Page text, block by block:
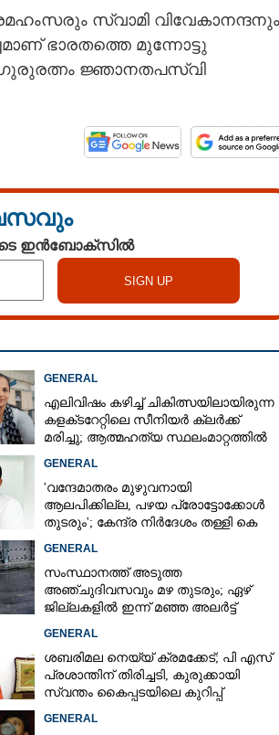
സ്വാമി വിവേകാനന്ദനും
ഭാരതത്തെ മുന്നോട്ടു
ഗുരുരത്നം ജ്ഞാനതപസ്വി
ഇൻബോക്സിൽ
GENERAL
എലിവിഷം കഴിച്ച് ചികിത്സയിലായിരുന്ന
കളക്‌ടറേറ്റിലെ സീനിയർ ക്ലർക്ക്
മരിച്ചു; ആത്മഹത്യ സ്ഥലംമാറ്റത്തിൽ
GENERAL
'വന്ദേമാതരം മുഴുവനായി
ആലപിക്കില്ല, പഴയ പ്രോട്ടോക്കോൾ
തുടരും'; കേന്ദ്ര നിർദേശം തള്ളി കെ
GENERAL
സംസ്ഥാനത്ത് അടുത്ത
അ‌ഞ്ചുദിവസവും മഴ തുടരും; ഏഴ്
ജില്ലകളിൽ ഇന്ന് മഞ്ഞ അലർട്ട്
GENERAL
ശബരിമല നെയ്യ് ക്രമക്കേട്; പി എസ്
പ്രശാന്തിന് തിരിച്ചടി, കുരുക്കായി
സ്വന്തം കൈപ്പടയിലെ കുറിപ്പ്
GENERAL
Share this link